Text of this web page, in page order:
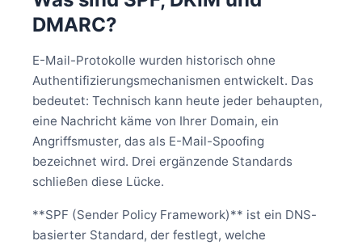
DMARC?
E-Mail-Protokolle wurden historisch ohne
Authentifizierungsmechanismen entwickelt. Das
bedeutet: Technisch kann heute jeder behaupten,
eine Nachricht käme von Ihrer Domain, ein
Angriffsmuster, das als E-Mail-Spoofing
bezeichnet wird. Drei ergänzende Standards
schließen diese Lücke.
**SPF (Sender Policy Framework)** ist ein DNS-
basierter Standard, der festlegt, welche